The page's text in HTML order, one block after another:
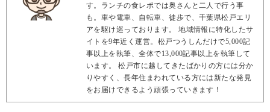
す。ランチの食レポでは奥さんと二人で行う事
も。車や電車、自転車、徒歩で、千葉県松戸エリ
アを駆け巡っております。 地域情報に特化したサ
イトを9年近く運営。松戸つうしんだけで5,000記
事以上を執筆、全体で13,000記事以上を執筆して
います。 松戸市に越してきたばかりの方には分か
りやすく、長年住まわれている方には新たな発見
をお届けできるよう頑張っていきます！